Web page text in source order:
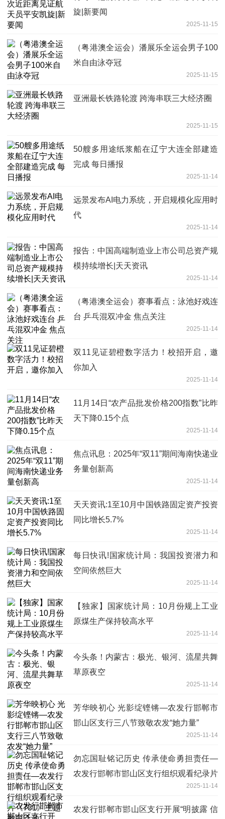
旋|新要闻
2025-11-15
（粤港澳全运会）潘展乐全运会男子100
米自由泳夺冠
2025-11-15
亚洲最长铁路轮渡 跨海串联三大经济圈
2025-11-15
50艘多用途纸浆船在辽宁大连全部建造
完成 每日播报
2025-11-14
远景发布AI电力系统，开启规模化应用时
代
2025-11-14
报告：中国高端制造业上市公司总资产规
模持续增长|天天资讯
2025-11-14
（粤港澳全运会）赛事看点：泳池好戏连
台 乒乓混双冲金 焦点关注
2025-11-14
双11见证碧橙数字活力！校招开启，邀
你加入
2025-11-14
11月14日“农产品批发价格200指数”比昨
天下降0.15个点
2025-11-14
焦点讯息：2025年“双11”期间海南快递业
务量创新高
2025-11-14
天天资讯:1至10月中国铁路固定资产投资
同比增长5.7%
2025-11-14
每日快讯!国家统计局：我国投资潜力和
空间依然巨大
2025-11-14
【独家】国家统计局：10月份规上工业
原煤生产保持较高水平
2025-11-14
今头条！内蒙古：极光、银河、流星共舞
草原夜空
2025-11-14
芳华映初心 光影绽铿锵—农发行邯郸市
邯山区支行三八节致敬农发“她力量”
2025-11-14
勿忘国耻铭记历史 传承使命勇担责任—
农发行邯郸市邯山区支行组织观看纪录片
2025-11-14
农发行邯郸市邯山区支行开展“明披露 信